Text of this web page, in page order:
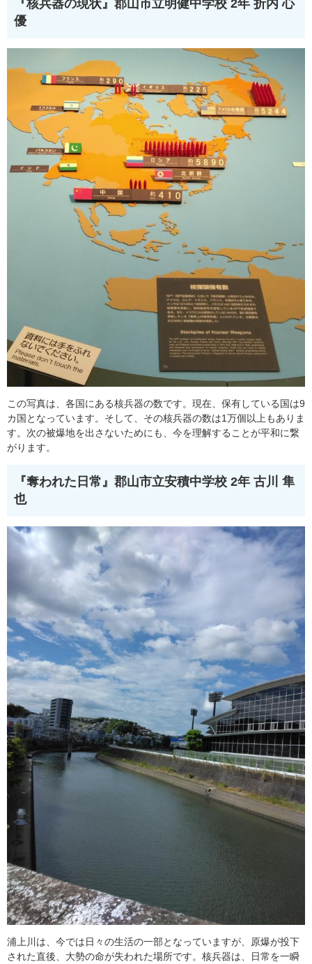
『核兵器の現状』 郡山市立明健中学校 2年 折内 心
優
この写真は、各国にある核兵器の数です。現在、保有している国は9
カ国となっています。そして、その核兵器の数は1万個以上もありま
す。次の被爆地を出さないためにも、今を理解することが平和に繋
がります。
『奪われた日常』 郡山市立安積中学校 2年 古川 隼
也
浦上川は、今では日々の生活の一部となっていますが、原爆が投下
された直後、大勢の命が失われた場所です。核兵器は、日常を一瞬